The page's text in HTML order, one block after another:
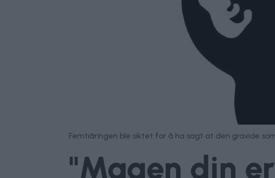
Femtiåringen ble siktet for å ha sagt at den gravide
"Magen din